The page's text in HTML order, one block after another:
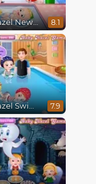
Baby Hazel Newborn Vaccination 8.1
Baby Hazel Swimming 7.9